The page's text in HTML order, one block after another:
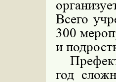
Всего
300
и
год